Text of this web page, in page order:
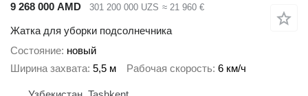
9 268 000 AMD
301 200 000 UZS ≈ 21 960 €
Жатка для уборки подсолнечника
Состояние новый
Ширина захвата 5,5 м Рабочая скорость 6 км/ч